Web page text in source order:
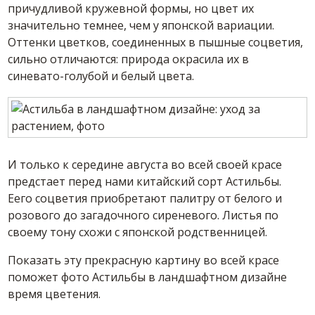
причудливой кружевной формы, но цвет их
значительно темнее, чем у японской вариации.
Оттенки цветков, соединенных в пышные соцветия,
сильно отличаются: природа окрасила их в
синевато-голубой и белый цвета.
И только к середине августа во всей своей красе
предстает перед нами китайский сорт Астильбы.
Еего соцветия приобретают палитру от белого и
розового до загадочного сиреневого. Листья по
своему тону схожи с японской родственницей.
Показать эту прекрасную картину во всей красе
поможет фото Астильбы в ландшафтном дизайне
время цветения.